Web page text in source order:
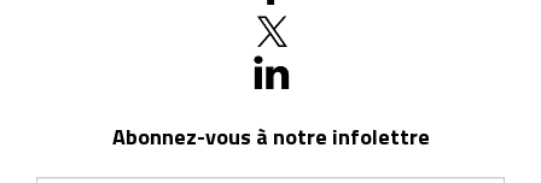
Abonnez-vous à notre infolettre